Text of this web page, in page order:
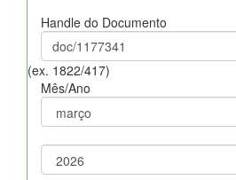
Handle do Documento
(ex. 1822/417)
Mês/Ano